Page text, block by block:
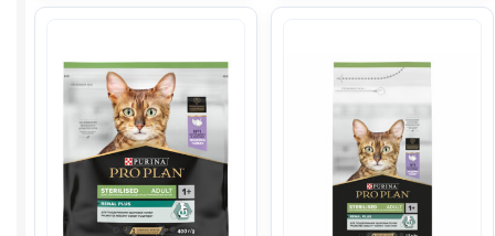
400г
1,5кг